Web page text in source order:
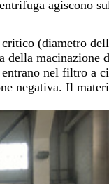
agiscono
(diametro
della macinazione
nel filtro a
negativa. Il